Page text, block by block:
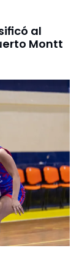
al
Montt